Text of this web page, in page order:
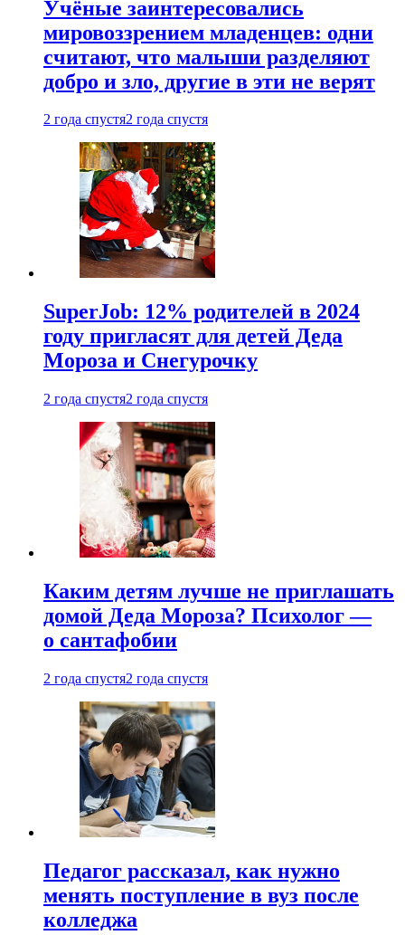
Учёные заинтересовались
мировоззрением младенцев: одни
считают, что малыши разделяют
добро и зло, другие в эти не верят
2 года спустя2 года спустя
SuperJob: 12% родителей в 2024
году пригласят для детей Деда
Мороза и Снегурочку
2 года спустя2 года спустя
Каким детям лучше не приглашать
домой Деда Мороза? Психолог —
о сантафобии
2 года спустя2 года спустя
Педагог рассказал, как нужно
менять поступление в вуз после
колледжа